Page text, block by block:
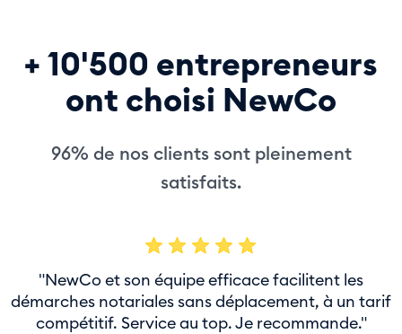
+ 10'500 entrepreneurs
ont choisi NewCo
96% de nos clients sont pleinement
satisfaits.
"NewCo et son équipe efficace facilitent les
démarches notariales sans déplacement, à un tarif
compétitif. Service au top. Je recommande."